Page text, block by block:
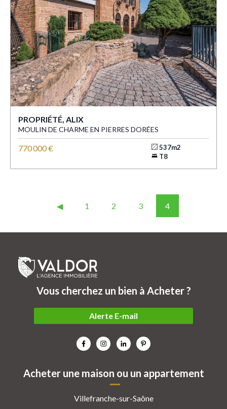
PROPRIÉTÉ, ALIX
MOULIN DE CHARME EN PIERRES DORÉES
770 000 €
537m2
T8
◀︎ 1 2 3 4
Acheter une maison ou un appartement
Villefranche-sur-Saône
Vous cherchez un bien à Acheter ?
Alerte E-mail